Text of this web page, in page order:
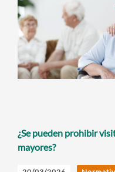
¿Se pueden prohibir
mayores?